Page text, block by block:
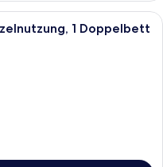
ordentlich eingerichtetes
1 Doppelbett